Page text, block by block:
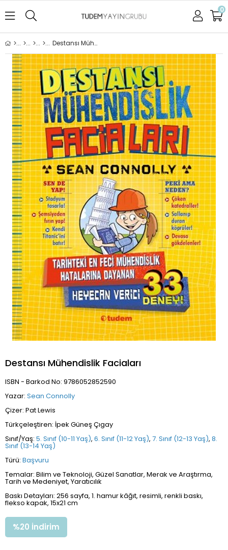
0
Destansı Mühendislik Faciaları
Destansı Mühendislik Faciaları
ISBN - Barkod No: 9786052852590
Yazar: Sean Connolly
Çizer: Pat Lewis
Türkçeleştiren: İpek Güneş Çıgay
Sınıf/Yaş: 5. Sınıf (10-11 Yaş), 6. Sınıf (11-12 Yaş), 7. Sınıf (12-13 Yaş), 8.
Sınıf (13-14 Yaş)
Türü: Başvuru
Temalar: Bilim ve Teknoloji, Güzel Sanatlar, Merak ve Araştırma,
Tarih ve Medeniyet, Yaratıcılık
Baskı Detayları: 256 sayfa, 1. hamur kâğıt, resimli, renkli baskı,
flekso kapak, 15x21 cm
%20 İndirim